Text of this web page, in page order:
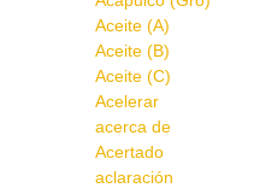
Aceite (A)
Aceite (B)
Aceite (C)
Acelerar
acerca de
Acertado
aclaración